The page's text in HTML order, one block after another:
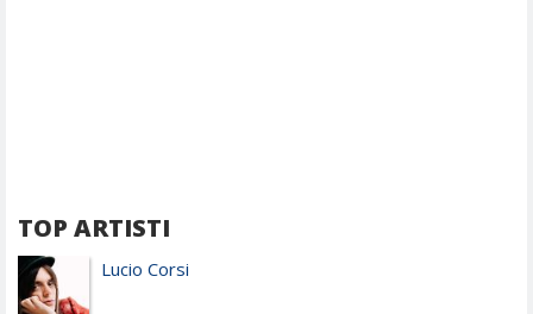
TOP ARTISTI
Lucio Corsi